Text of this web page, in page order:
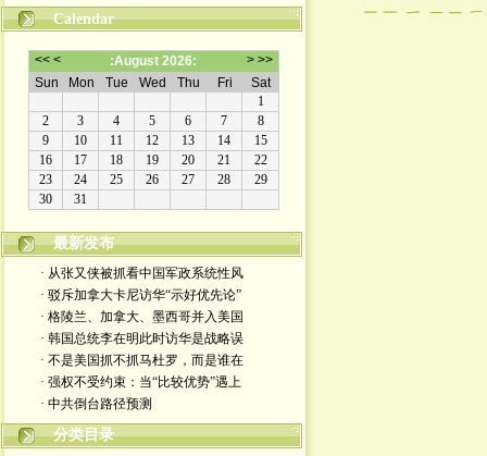
Calendar
最新发布
· 从张又侠被抓看中国军政系统性风
· 驳斥加拿大卡尼访华“示好优先论”
· 格陵兰、加拿大、墨西哥并入美国
· 韩国总统李在明此时访华是战略误
· 不是美国抓不抓马杜罗，而是谁在
· 强权不受约束：当“比较优势”遇上
· 中共倒台路径预测
分类目录